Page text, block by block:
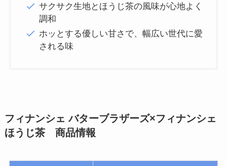
サクサク生地とほうじ茶の風味が心地よく
調和
ホッとする優しい甘さで、幅広い世代に愛
される味
フィナンシェ バターブラザーズ×フィナンシェ
ほうじ茶 商品情報